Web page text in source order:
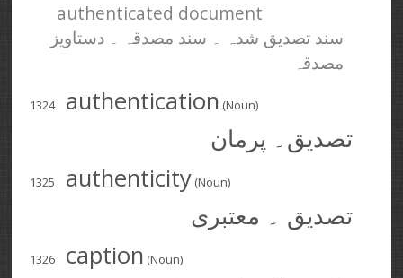
authenticated document
سند تصدیق شدہ ۔ سند مصدقہ ۔ دستاویز
مصدقہ
1324 authentication (Noun)
تصدیق۔ پرمان
1325 authenticity (Noun)
تصدیق ۔ معتبری
1326 caption (Noun)